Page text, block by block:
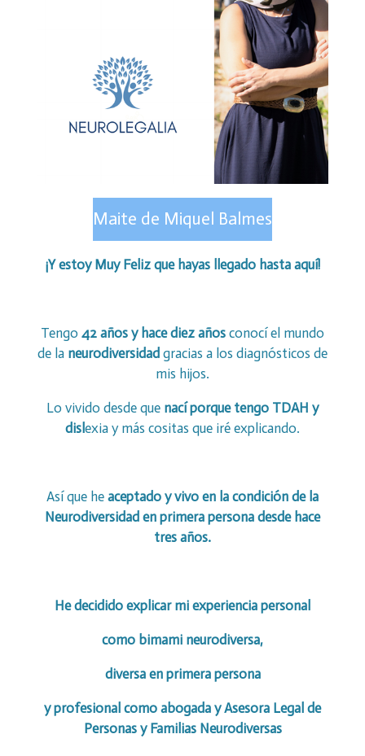
Maite de Miquel Balmes
¡Y estoy Muy Feliz que hayas llegado hasta aquí!
Tengo 42 años y hace diez años conocí el mundo
de la neurodiversidad gracias a los diagnósticos de
mis hijos.
Lo vivido desde que nací porque tengo TDAH y
disl exia y más cositas que iré explicando.
Así que he aceptado y vivo en la condición de la
Neurodiversidad en primera persona desde hace
tres años.
He decidido explicar mi experiencia personal
como bimami neurodiversa,
diversa en primera persona
y profesional como abogada y Asesora Legal de
Personas y Familias Neurodiversas